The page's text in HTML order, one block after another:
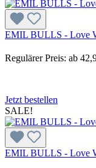
EMIL BULLS - Love
Regulärer Preis: ab
Jetzt bestellen
SALE!
EMIL BULLS - Love